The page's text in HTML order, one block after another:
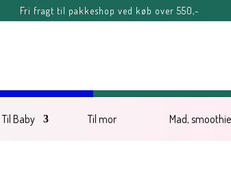
Fri fragt til pakkeshop ved køb over 550,-
Til Baby Til mor Mad,
FERIE-MELDING